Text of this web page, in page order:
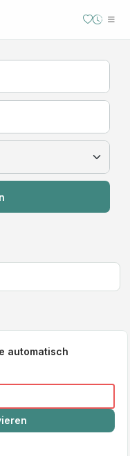
automatisch